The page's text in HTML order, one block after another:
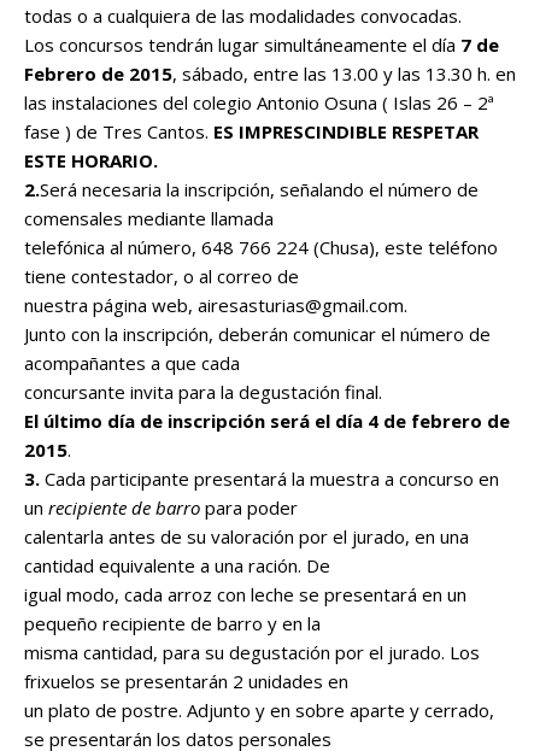
todas o a cualquiera de las modalidades convocadas.
Los concursos tendrán lugar simultáneamente el día 7 de
Febrero de 2015, sábado, entre las 13.00 y las 13.30 h. en
las instalaciones del colegio Antonio Osuna ( Islas 26 – 2ª
fase ) de Tres Cantos. ES IMPRESCINDIBLE RESPETAR
ESTE HORARIO.
2.Será necesaria la inscripción, señalando el número de
comensales mediante llamada
telefónica al número, 648 766 224 (Chusa), este teléfono
tiene contestador, o al correo de
nuestra página web, airesasturias@gmail.com.
Junto con la inscripción, deberán comunicar el número de
acompañantes a que cada
concursante invita para la degustación final.
El último día de inscripción será el día 4 de febrero de
2015.
3. Cada participante presentará la muestra a concurso en
un recipiente de barro para poder
calentarla antes de su valoración por el jurado, en una
cantidad equivalente a una ración. De
igual modo, cada arroz con leche se presentará en un
pequeño recipiente de barro y en la
misma cantidad, para su degustación por el jurado. Los
frixuelos se presentarán 2 unidades en
un plato de postre. Adjunto y en sobre aparte y cerrado,
se presentarán los datos personales